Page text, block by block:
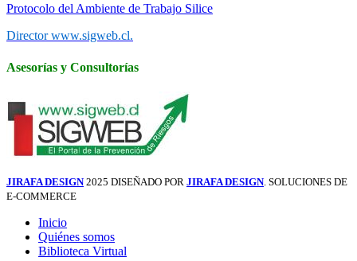
Protocolo del Ambiente de Trabajo Silice
Director www.sigweb.cl.
Asesorías y Consultorías
JIRAFA DESIGN 2025 DISEÑADO POR JIRAFA DESIGN. SOLUCIONES DE
E-COMMERCE
Inicio
Quiénes somos
Biblioteca Virtual